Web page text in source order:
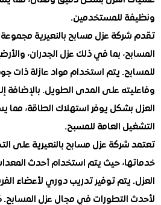
للمستخدمين.
عزل مسابح بالنعيرية مجموعة
بما في ذلك عزل الجدران، والأرضيات،
يتم استخدام مواد عازلة ذات جودة
على المدى الطويل. بالإضافة إلى ذلك،
يوفر استهلاك الطاقة، مما يساهم
العامة للمسبح.
عزل مسابح بالنعيرية على
حيث يتم استخدام أحدث المعدات
توفير تدريب دوري لأعضاء الفريق
في مجال عزل المسابح. كما تهتم